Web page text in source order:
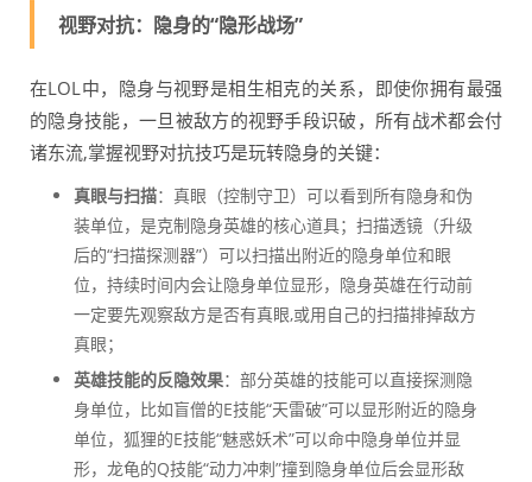
视野对抗：隐身的“隐形战场”
在LOL中，隐身与视野是相生相克的关系，即使你拥有最强
的隐身技能，一旦被敌方的视野手段识破，所有战术都会付
诸东流,掌握视野对抗技巧是玩转隐身的关键：
真眼与扫描：真眼（控制守卫）可以看到所有隐身和伪
装单位，是克制隐身英雄的核心道具；扫描透镜（升级
后的“扫描探测器”）可以扫描出附近的隐身单位和眼
位，持续时间内会让隐身单位显形，隐身英雄在行动前
一定要先观察敌方是否有真眼,或用自己的扫描排掉敌方
真眼；
英雄技能的反隐效果：部分英雄的技能可以直接探测隐
身单位，比如盲僧的E技能“天雷破”可以显形附近的隐身
单位，狐狸的E技能“魅惑妖术”可以命中隐身单位并显
形，龙龟的Q技能“动力冲刺”撞到隐身单位后会显形敌